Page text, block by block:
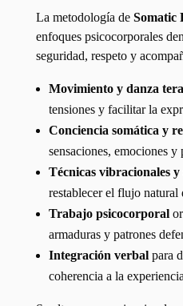
La metodología de Somatic
enfoques psicocorporales
seguridad, respeto y
Movimiento y danza
tensiones y facilitar la
Conciencia somática y
sensaciones, emociones y
Técnicas vibracionales y
restablecer el flujo natural
Trabajo psicocorporal
armaduras y patrones
Integración verbalpara
coherencia a la